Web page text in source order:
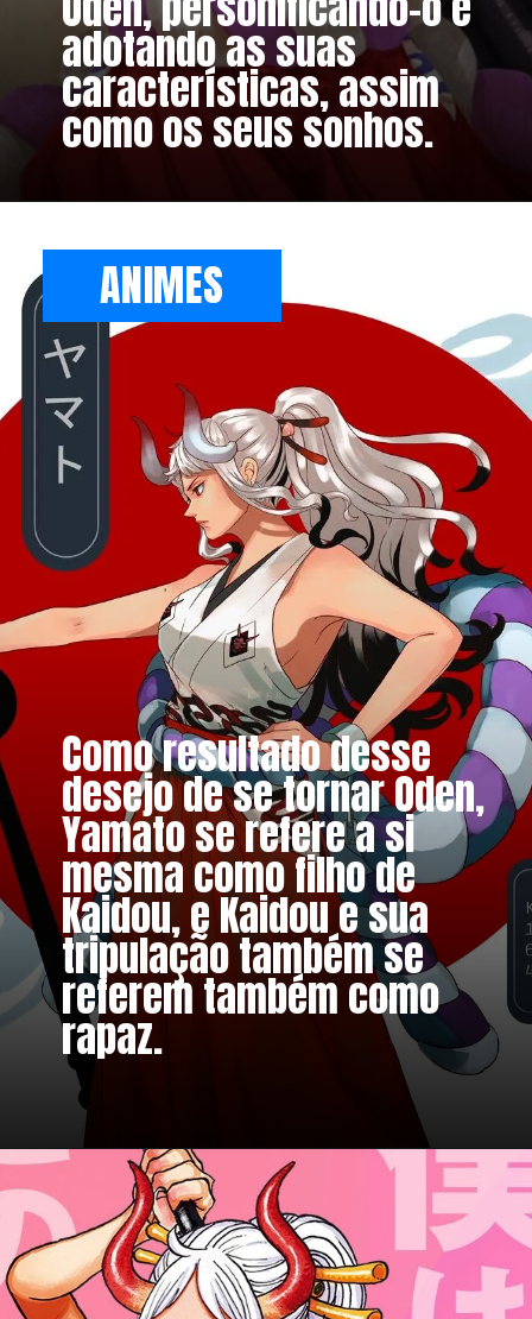
adotando as suas
características, assim
como os seus sonhos.
Como resultado desse
desejo de se tornar Oden,
Yamato se refere a si
mesma como filho de
Kaidou, e Kaidou e sua
tripulação também se
referem também como
rapaz.
ANIMES